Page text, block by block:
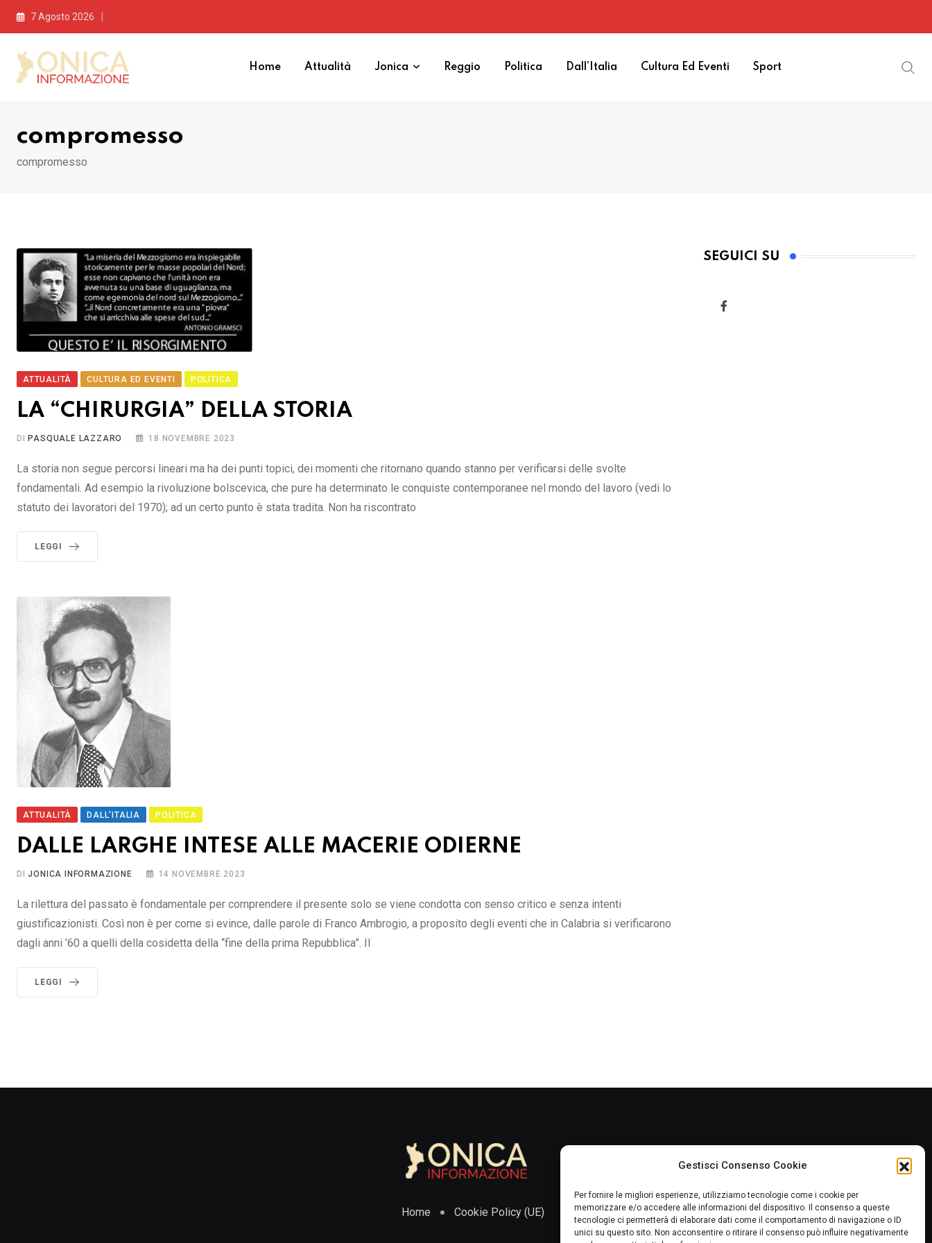
Gestisci Consenso Cookie
Per fornire le migliori esperienze, utilizziamo tecnologie come i cookie per
memorizzare e/o accedere alle informazioni del dispositivo. Il consenso a queste
tecnologie ci permetterà di elaborare dati come il comportamento di navigazione o ID
unici su questo sito. Non acconsentire o ritirare il consenso può influire negativamente
Skip
7 Agosto 2026
Home Attualità Jonica Reggio Politica Dall’Italia Cultura Ed Eventi Sport
compromesso
compromesso
ATTUALITÀ CULTURA ED EVENTI POLITICA
LA “CHIRURGIA” DELLA STORIA
DI PASQUALE LAZZARO 18 NOVEMBRE 2023
La storia non segue percorsi lineari ma ha dei punti topici, dei momenti che ritornano quando stanno per verificarsi delle svolte
fondamentali. Ad esempio la rivoluzione bolscevica, che pure ha determinato le conquiste contemporanee nel mondo del lavoro (vedi lo
statuto dei lavoratori del 1970); ad un certo punto è stata tradita. Non ha riscontrato
LEGGI
ATTUALITÀ DALL'ITALIA POLITICA
DALLE LARGHE INTESE ALLE MACERIE ODIERNE
DIJONICA INFORMAZIONE 14 NOVEMBRE 2023
La rilettura del passato è fondamentale per comprendere il presente solo se viene condotta con senso critico e senza intenti
giustificazionisti. Così non è per come si evince, dalle parole di Franco Ambrogio, a proposito degli eventi che in Calabria si verificarono
dagli anni ’60 a quelli della cosidetta della “fine della prima Repubblica”. Il
LEGGI
SEGUICI SU
Home Cookie Policy (UE)